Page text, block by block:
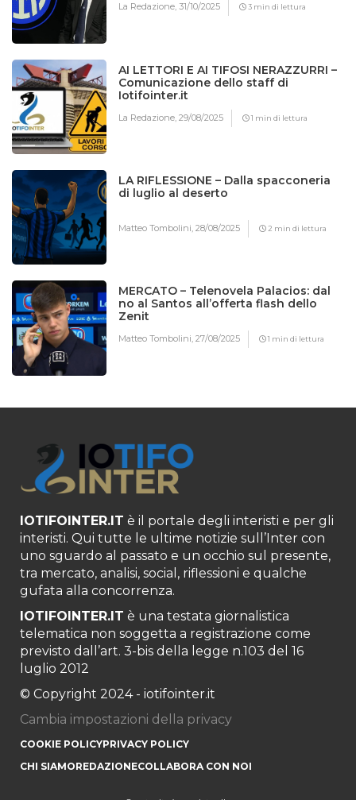
La Redazione,31/10/2025 3 min di lettura
AI LETTORI E AI TIFOSI NERAZZURRI –
Comunicazione dello staff di
Iotifointer.it
La Redazione,29/08/2025 1 min di lettura
LA RIFLESSIONE – Dalla spacconeria
di luglio al deserto
Matteo Tombolini,28/08/2025 2 min di lettura
MERCATO – Telenovela Palacios: dal
no al Santos all’offerta flash dello
Zenit
Matteo Tombolini,27/08/2025 1 min di lettura
IOTIFOINTER.IT è il portale degli interisti e per gli
interisti. Qui tutte le ultime notizie sull’Inter con
uno sguardo al passato e un occhio sul presente,
tra mercato, analisi, social, riflessioni e qualche
gufata alla concorrenza.
IOTIFOINTER.IT è una testata giornalistica
telematica non soggetta a registrazione come
previsto dall’art. 3-bis della legge n.103 del 16
luglio 2012
© Copyright 2024 - iotifointer.it
Cambia impostazioni della privacy
COOKIE POLICYPRIVACY POLICY
CHI SIAMOREDAZIONECOLLABORA CON NOI